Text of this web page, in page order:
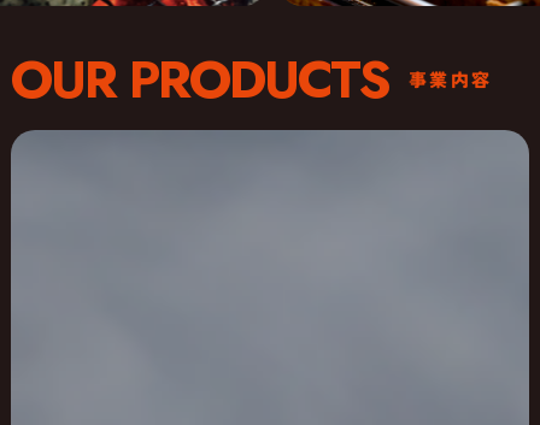
OUR PRODUCTS 事業内容